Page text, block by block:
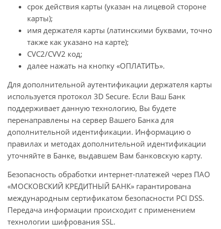
срок действия карты (указан на лицевой стороне
карты);
имя держателя карты (латинскими буквами, точно
также как указано на карте);
CVC2/CVV2 код;
далее нажать на кнопку «ОПЛАТИТЬ».
Для дополнительной аутентификации держателя карты
используется протокол 3D Secure. Если Ваш Банк
поддерживает данную технологию, Вы будете
перенаправлены на сервер Вашего Банка для
дополнительной идентификации. Информацию о
правилах и методах дополнительной идентификации
уточняйте в Банке, выдавшем Вам банковскую карту.
Безопасность обработки интернет-платежей через ПАО
«МОСКОВСКИЙ КРЕДИТНЫЙ БАНК» гарантирована
международным сертификатом безопасности PCI DSS.
Передача информации происходит с применением
технологии шифрования SSL.